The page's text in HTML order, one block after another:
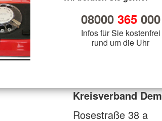
08000 365000
Infos für Sie kostenfrei
rund um die Uhr
Kreisverband
Rosestraße 38 a